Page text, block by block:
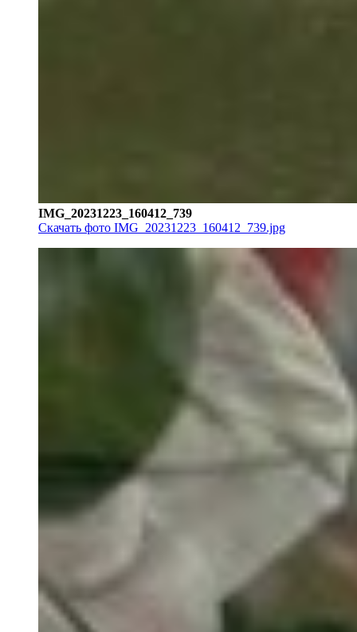
IMG_20231223_160412_739
Скачать фото IMG_20231223_160412_739.jpg